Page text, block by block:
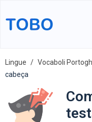
Lingue Vocaboli
cabeça